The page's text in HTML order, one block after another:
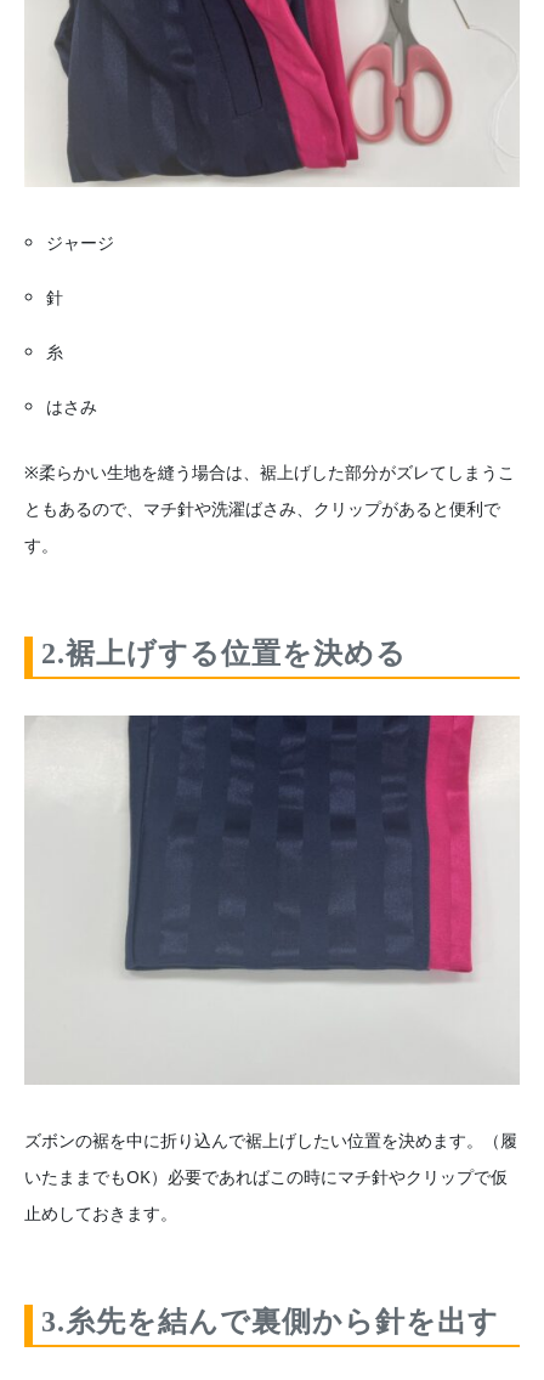
ジャージ
針
糸
はさみ
※柔らかい生地を縫う場合は、裾上げした部分がズレてしまうこ
ともあるので、マチ針や洗濯ばさみ、クリップがあると便利で
す。
2.裾上げする位置を決める
ズボンの裾を中に折り込んで裾上げしたい位置を決めます。（履
いたままでもOK）必要であればこの時にマチ針やクリップで仮
止めしておきます。
3.糸先を結んで裏側から針を出す